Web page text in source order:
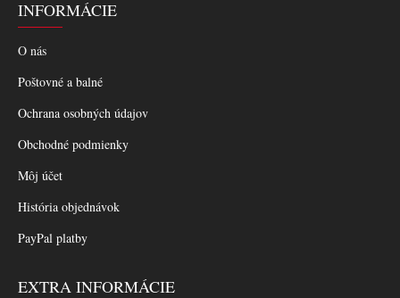
INFORMÁCIE
O nás
Poštovné a balné
Ochrana osobných údajov
Obchodné podmienky
Môj účet
História objednávok
PayPal platby
EXTRA INFORMÁCIE